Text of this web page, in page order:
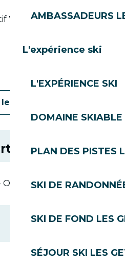
AMBASSADEURS
L'expérience ski
L'EXPÉRIENCE SKI
DOMAINE SKIABLE
PLAN DES PISTES
SKI DE
SKI DE FOND LES
SÉJOUR SKI LES
Wifi gratuit
prestations
Ouvert tous les jours